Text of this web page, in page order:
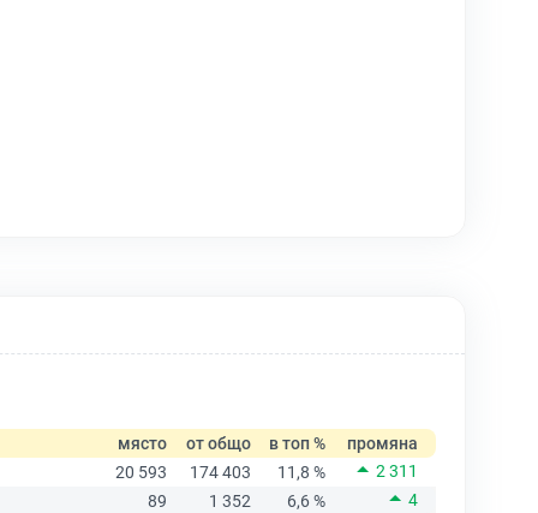
място от общо в топ %
промяна
20 593
174 403 11,8 %
2 311
89
1 352 6,6 %
4